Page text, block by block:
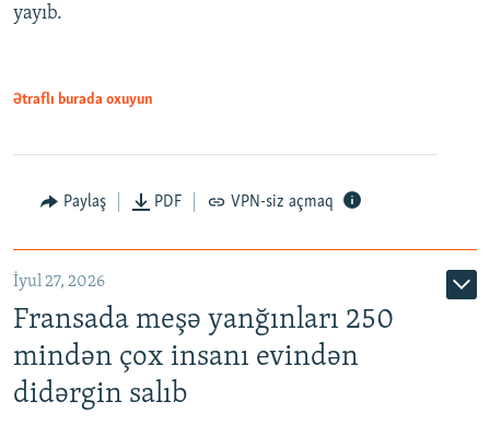
yayıb.
Ətraflı burada oxuyun
Paylaş PDF VPN-siz açmaq
İyul 27, 2026
Fransada meşə yanğınları 250
mindən çox insanı evindən
didərgin salıb